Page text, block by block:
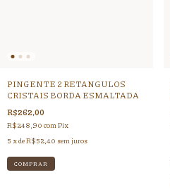
PINGENTE 2 RETANGULOS
CRISTAIS BORDA ESMALTADA
R$262,00
R$248,90 comPix
5 x deR$52,40 sem juros